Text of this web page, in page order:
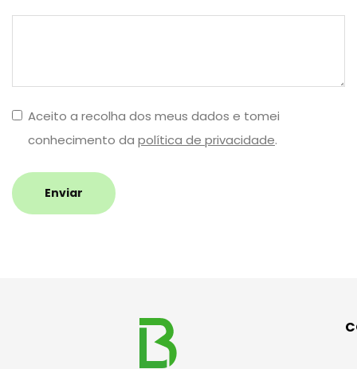
Aceito a recolha dos meus dados e tomei
conhecimento da política de privacidade.
Enviar